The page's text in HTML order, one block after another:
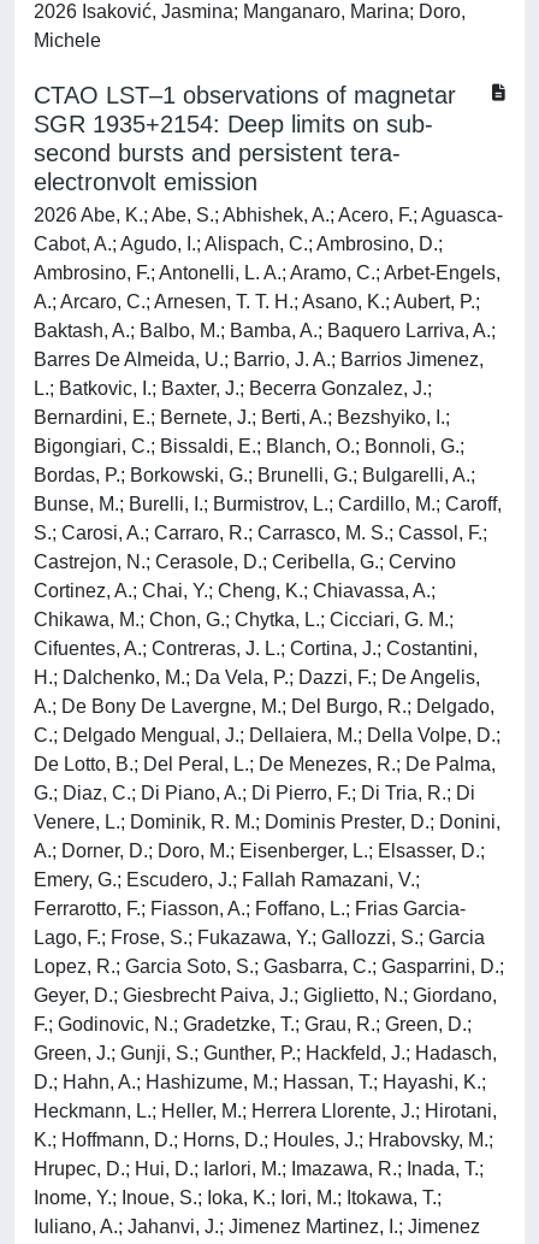
2026 Isaković, Jasmina; Manganaro, Marina; Doro,
Michele
CTAO LST–1 observations of magnetar
SGR 1935+2154: Deep limits on sub-
second bursts and persistent tera-
electronvolt emission
2026 Abe, K.; Abe, S.; Abhishek, A.; Acero, F.; Aguasca-
Cabot, A.; Agudo, I.; Alispach, C.; Ambrosino, D.;
Ambrosino, F.; Antonelli, L. A.; Aramo, C.; Arbet-Engels,
A.; Arcaro, C.; Arnesen, T. T. H.; Asano, K.; Aubert, P.;
Baktash, A.; Balbo, M.; Bamba, A.; Baquero Larriva, A.;
Barres De Almeida, U.; Barrio, J. A.; Barrios Jimenez,
L.; Batkovic, I.; Baxter, J.; Becerra Gonzalez, J.;
Bernardini, E.; Bernete, J.; Berti, A.; Bezshyiko, I.;
Bigongiari, C.; Bissaldi, E.; Blanch, O.; Bonnoli, G.;
Bordas, P.; Borkowski, G.; Brunelli, G.; Bulgarelli, A.;
Bunse, M.; Burelli, I.; Burmistrov, L.; Cardillo, M.; Caroff,
S.; Carosi, A.; Carraro, R.; Carrasco, M. S.; Cassol, F.;
Castrejon, N.; Cerasole, D.; Ceribella, G.; Cervino
Cortinez, A.; Chai, Y.; Cheng, K.; Chiavassa, A.;
Chikawa, M.; Chon, G.; Chytka, L.; Cicciari, G. M.;
Cifuentes, A.; Contreras, J. L.; Cortina, J.; Costantini,
H.; Dalchenko, M.; Da Vela, P.; Dazzi, F.; De Angelis,
A.; De Bony De Lavergne, M.; Del Burgo, R.; Delgado,
C.; Delgado Mengual, J.; Dellaiera, M.; Della Volpe, D.;
De Lotto, B.; Del Peral, L.; De Menezes, R.; De Palma,
G.; Diaz, C.; Di Piano, A.; Di Pierro, F.; Di Tria, R.; Di
Venere, L.; Dominik, R. M.; Dominis Prester, D.; Donini,
A.; Dorner, D.; Doro, M.; Eisenberger, L.; Elsasser, D.;
Emery, G.; Escudero, J.; Fallah Ramazani, V.;
Ferrarotto, F.; Fiasson, A.; Foffano, L.; Frias Garcia-
Lago, F.; Frose, S.; Fukazawa, Y.; Gallozzi, S.; Garcia
Lopez, R.; Garcia Soto, S.; Gasbarra, C.; Gasparrini, D.;
Geyer, D.; Giesbrecht Paiva, J.; Giglietto, N.; Giordano,
F.; Godinovic, N.; Gradetzke, T.; Grau, R.; Green, D.;
Green, J.; Gunji, S.; Gunther, P.; Hackfeld, J.; Hadasch,
D.; Hahn, A.; Hashizume, M.; Hassan, T.; Hayashi, K.;
Heckmann, L.; Heller, M.; Herrera Llorente, J.; Hirotani,
K.; Hoffmann, D.; Horns, D.; Houles, J.; Hrabovsky, M.;
Hrupec, D.; Hui, D.; Iarlori, M.; Imazawa, R.; Inada, T.;
Inome, Y.; Inoue, S.; Ioka, K.; Iori, M.; Itokawa, T.;
Iuliano, A.; Jahanvi, J.; Jimenez Martinez, I.; Jimenez